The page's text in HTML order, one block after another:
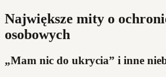
Największe mity o
osobowych
„Mam nic do ukrycia” i inne